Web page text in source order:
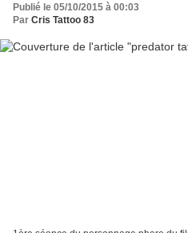
Publié le 05/10/2015 à 00:03
Par Cris Tattoo 83